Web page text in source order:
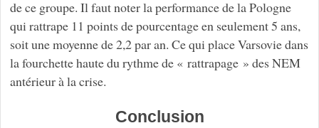
de ce groupe. Il faut noter la performance de la Pologne
qui rattrape 11 points de pourcentage en seulement 5 ans,
soit une moyenne de 2,2 par an. Ce qui place Varsovie dans
la fourchette haute du rythme de « rattrapage » des NEM
antérieur à la crise.
Conclusion